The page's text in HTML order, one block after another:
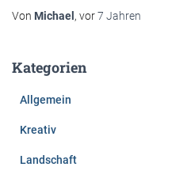
Von Michael , vor7 Jahren
Kategorien
Allgemein
Kreativ
Landschaft